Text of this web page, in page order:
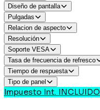
Diseño de pantalla
Pulgadas
Relacion de aspecto
Resolución
Soporte VESA
Tasa de frecuencia de refresco
Tiempo de respuesta
Tipo de panel
Impuesto Int. INCLUIDO